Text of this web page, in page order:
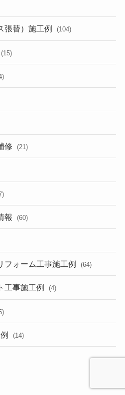
張替）施工例 (104)
(15)
修 (21)
報 (60)
フォーム工事施工例 (64)
工事施工例 (4)
(14)